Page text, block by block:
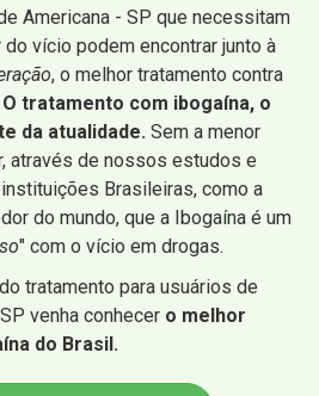
Americana - SP que necessitam
vício podem encontrar junto à
, o melhor tratamento contra
O tratamento com ibogaína, o
da atualidade. Sem a menor
através de nossos estudos e
Brasileiras, como a
do mundo, que a Ibogaína é um
" com o vício em drogas.
tratamento para usuários de
venha conhecer o melhor
do Brasil.